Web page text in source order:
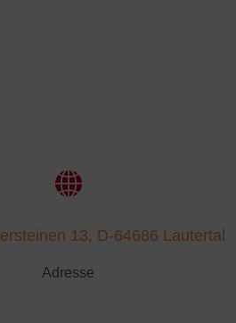
13, D-64686 Lautertal
Adresse